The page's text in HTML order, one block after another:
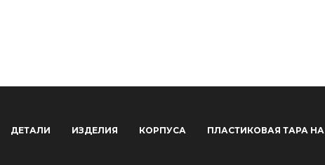
ДЕТАЛИ ИЗДЕЛИЯ КОРПУСА ПЛАСТИКОВАЯ ТАРА НА